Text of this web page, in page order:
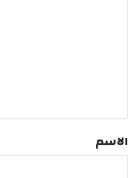
*
الاسم